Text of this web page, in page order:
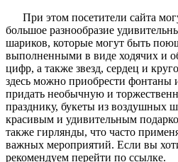
При этом посетители сайта
большое разнообразие
шариков, которые могут быть
выполненными в виде ходячих и
цифр, а также звезд, сердец и
здесь можно приобрести фонтаны
придать необычную и
празднику, букеты из воздушных
красивым и удивительным
также гирлянды, что часто
важных мероприятий. Если вы
рекомендуем перейти по ссылке.